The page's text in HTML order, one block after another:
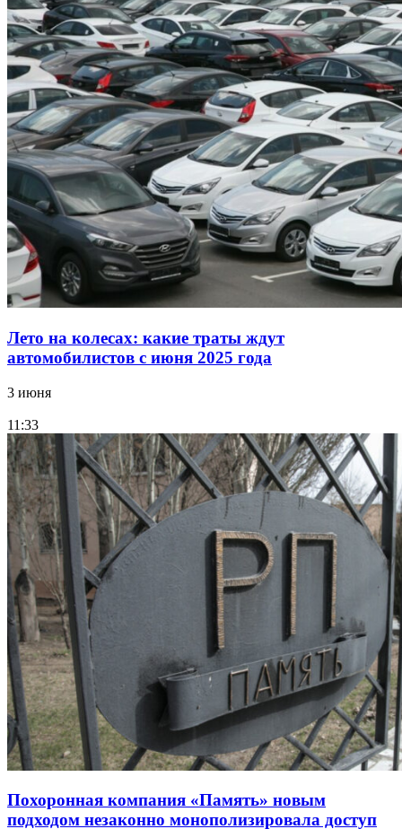
Лето на колесах: какие траты ждут
автомобилистов с июня 2025 года
3 июня
11:33
Похоронная компания «Память» новым
подходом незаконно монополизировала доступ